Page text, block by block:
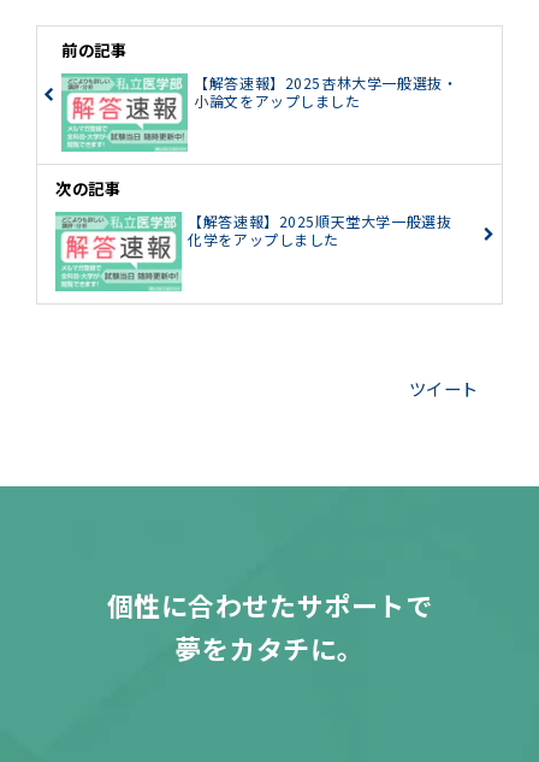
前の記事
【解答速報】2025杏林大学一般選抜・
小論文をアップしました
次の記事
【解答速報】2025順天堂大学一般選抜
化学をアップしました
ツイート
個性に合わせたサポートで
夢をカタチに。